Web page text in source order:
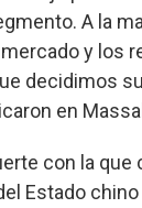
A la
y los
decidimos
en
con la que
Estado